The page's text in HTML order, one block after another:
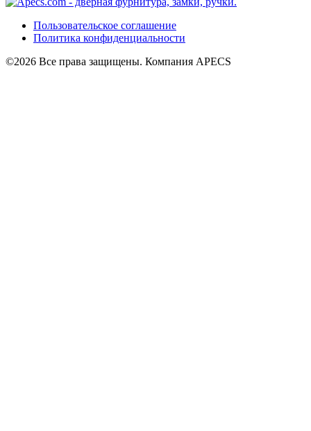
Пользовательское соглашение
Политика конфиденциальности
©2026 Все права защищены. Компания APECS